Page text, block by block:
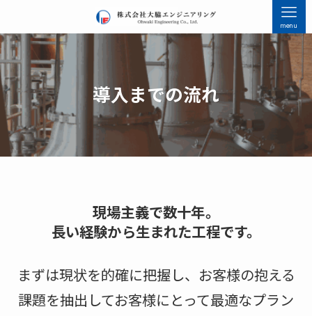
menu
導入までの流れ
現場主義で数十年。
長い経験から生まれた工程です。
まずは現状を的確に把握し、お客様の抱える
課題を抽出してお客様にとって最適なプラン